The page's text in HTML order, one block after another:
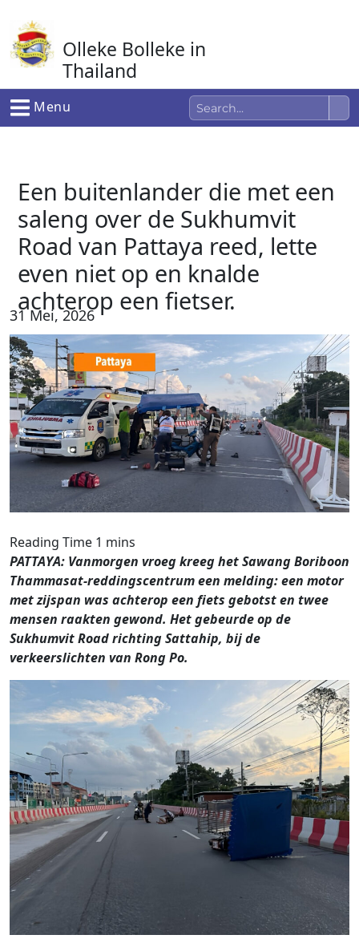
naar
de
inhoud
Olleke Bolleke in
Thailand
In Thailand
Menu
Een buitenlander die met een
saleng over de Sukhumvit
Road van Pattaya reed, lette
even niet op en knalde
achterop een fietser.
31 Mei, 2026
PATTAYA: Vanmorgen vroeg kreeg het Sawang Boriboon
Thammasat-­reddingscentrum een melding: een motor
met zijspan was achterop een fiets gebotst en twee
mensen raakten gewond. Het gebeurde op de
Sukhumvit Road richting Sattahip, bij de
verkeerslichten van Rong Po.